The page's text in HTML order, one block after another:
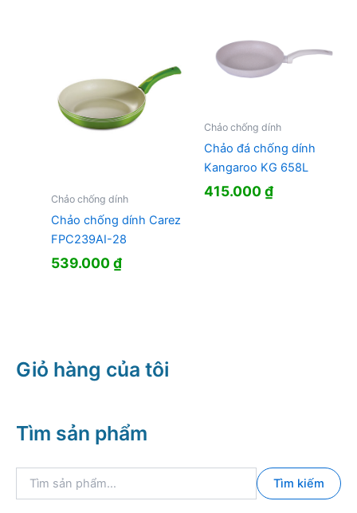
Chảo chống dính
Chảo chống dính Carez
FPC239AI-28
539.000₫
Chảo chống dính
Chảo đá chống dính
Kangaroo KG 658L
415.000₫
Giỏ hàng của tôi
Tìm sản phẩm
Tìm kiếm